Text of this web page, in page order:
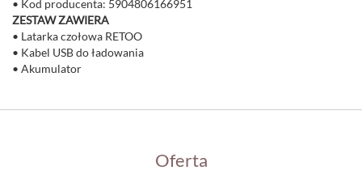
• Kod producenta: 5904806166951
ZESTAW ZAWIERA
• Latarka czołowa RETOO
• Kabel USB do ładowania
• Akumulator
Oferta